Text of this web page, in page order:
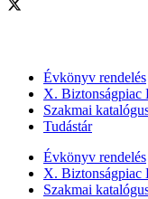
Évkönyv rendelés
X. Biztonságpiac
Szakmai
Tudástár
Évkönyv rendelés
X. Biztonságpiac
Szakmai